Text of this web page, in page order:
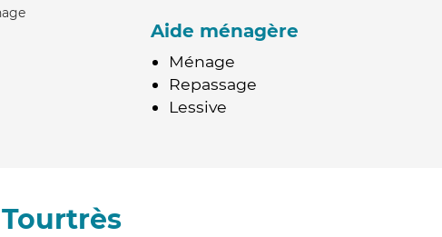
Aide ménagère
Ménage
Repassage
Lessive